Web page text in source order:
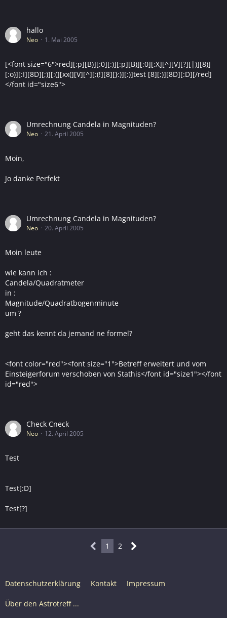
hallo
Neo 1. Mai 2005
[<font size="6">red][:p][B)][:0][:)][:p][B)][:0][:X][^][V][?][|)][8)]
[:o)][:I][8D][;)][:(][xx(][V][^][:(!][8][}:)][:)]test [8][;)][8D][:D][/red]
</font id="size6">
Umrechnung Candela in Magnituden?
Neo 21. April 2005
Moin,
Jo danke Perfekt
Umrechnung Candela in Magnituden?
Neo 20. April 2005
Moin leute
wie kann ich :
Candela/Quadratmeter
in :
Magnitude/Quadratbogenminute
um ?
geht das kennt da jemand ne formel?
<font color="red"><font size="1">Betreff erweitert und vom
Einsteigerforum verschoben von Stathis</font id="size1"></font
id="red">
Check Cneck
Neo 12. April 2005
Test
Test[:D]
Test[?]
1 2
Datenschutzerklärung Kontakt Impressum
Über den Astrotreff ...